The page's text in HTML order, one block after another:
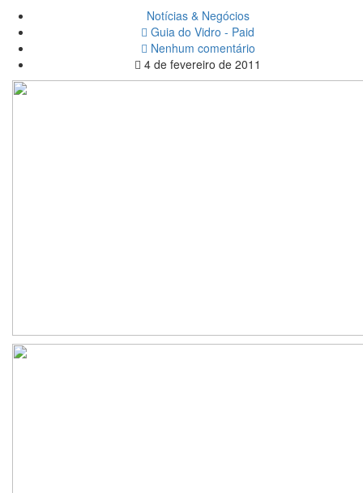
Notícias & Negócios
Guia do Vidro - Paid
Nenhum comentário
4 de fevereiro de 2011